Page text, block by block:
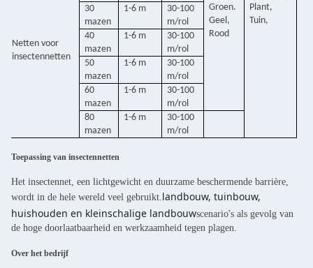
Netten voor
insectennetten
Groen.
Geel,
Rood
Plant,
Tuin,
30
mazen
1-6 m
30-100
m/rol
40
mazen
1-6 m
30-100
m/rol
50
mazen
1-6 m
30-100
m/rol
60
mazen
1-6 m
30-100
m/rol
80
mazen
1-6 m
30-100
m/rol
Toepassing van insectennetten
Het insectennet, een lichtgewicht en duurzame beschermende barrière,
wordt in de hele wereld veel gebruikt.landbouw, tuinbouw,
huishouden en kleinschalige landbouwscenario's als gevolg van
de hoge doorlaatbaarheid en werkzaamheid tegen plagen.
Over het bedrijf